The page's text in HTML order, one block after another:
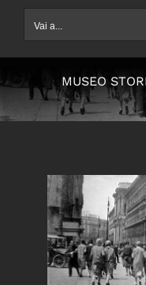
Vai a...
MUSEO